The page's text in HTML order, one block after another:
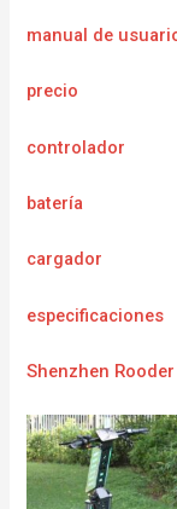
manual de
precio
controlador
batería
cargador
especificaciones
Shenzhen